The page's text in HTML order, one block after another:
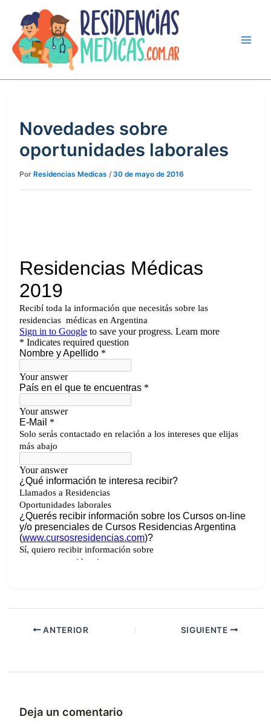
contenido
Novedades sobre
oportunidades laborales
Por Residencias Medicas /30 de mayo de 2016
ANTERIOR SIGUIENTE
Deja un comentario